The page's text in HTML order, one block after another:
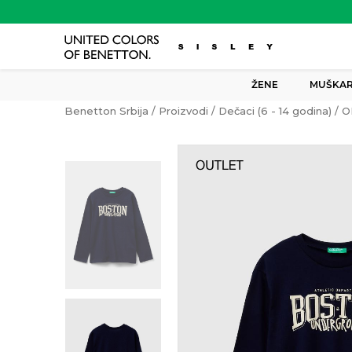
ŽENE
Benetton Srbija Proizvodi Dečaci (6 - 14 godina)